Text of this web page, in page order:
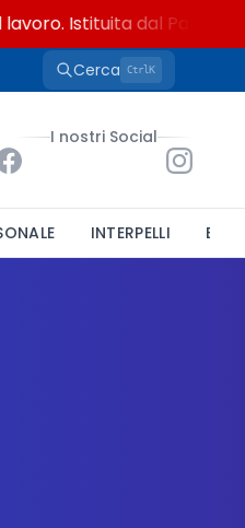
Istituita dal
Cerca CtrlK
I nostri Social
INTERPELLI